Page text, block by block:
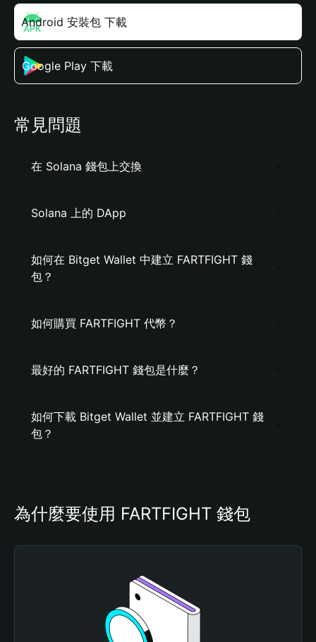
Android 安裝包 下載
Google Play 下載
常見問題
在 Solana 錢包上交換
Solana 上的 DApp
如何在 Bitget Wallet 中建立 FARTFIGHT 錢
包？
如何購買 FARTFIGHT 代幣？
最好的 FARTFIGHT 錢包是什麼？
如何下載 Bitget Wallet 並建立 FARTFIGHT 錢
包？
為什麼要使用 FARTFIGHT 錢包